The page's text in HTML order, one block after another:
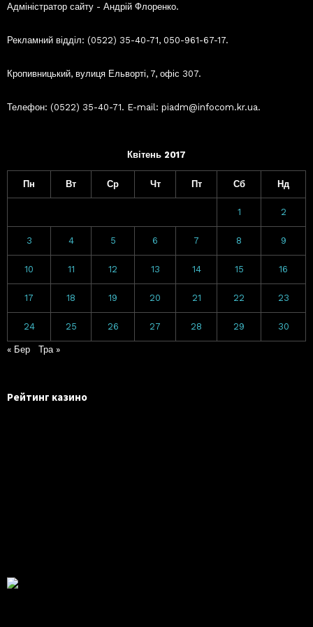
Адміністратор сайту - Андрій Флоренко.
Рекламний відділ: (0522) 35-40-71, 050-961-67-17.
Кропивницький, вулиця Ельворті, 7, офіс 307.
Телефон: (0522) 35-40-71. E-mail: piadm@infocom.kr.ua.
Квітень 2017
Пн Вт Ср Чт Пт Сб Нд
1 2
3 4 5 6 7 8 9
10 11 12 13 14 15 16
17 18 19 20 21 22 23
24 25 26 27 28 29 30
« Бер Тра »
Рейтинг казино